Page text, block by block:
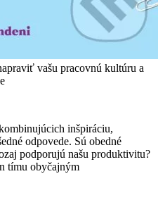
vašu pracovnú kultúru a
inšpiráciu,
odpovede. Sú obedné
podporujú našu produktivitu?
tímu obyčajným